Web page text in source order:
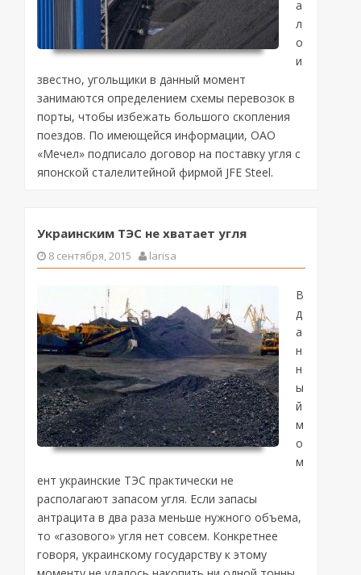
а
л
о
и
звестно, угольщики в данный момент
занимаются определением схемы перевозок в
порты, чтобы избежать большого скопления
поездов. По имеющейся информации, ОАО
«Мечел» подписало договор на поставку угля с
японской сталелитейной фирмой JFE Steel.
Украинским ТЭС не хватает угля
8 сентября, 2015 larisa
В
д
а
н
н
ы
й
м
о
м
ент украинские ТЭС практически не
располагают запасом угля. Если запасы
антрацита в два раза меньше нужного объема,
то «газового» угля нет совсем. Конкретнее
говоря, украинскому государству к этому